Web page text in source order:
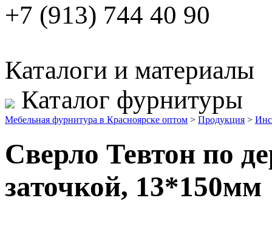
+7 (913) 744 40 90
Каталоги и материалы
Каталог фурнитуры
Мебельная фурнитура в Красноярске оптом > Продукция >
Сверло Тевтон по
заточкой, 13*150мм